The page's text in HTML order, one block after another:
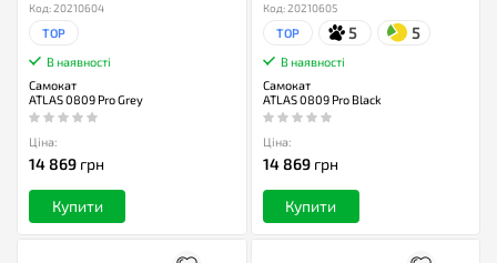
Код: 20210604
TOP
В наявності
Самокат
ATLAS 0809 Pro Grey
Ціна:
14 869 грн
Купити
Код: 20210605
TOP 5 5
В наявності
Самокат
ATLAS 0809 Pro Black
Ціна:
14 869грн
Купити